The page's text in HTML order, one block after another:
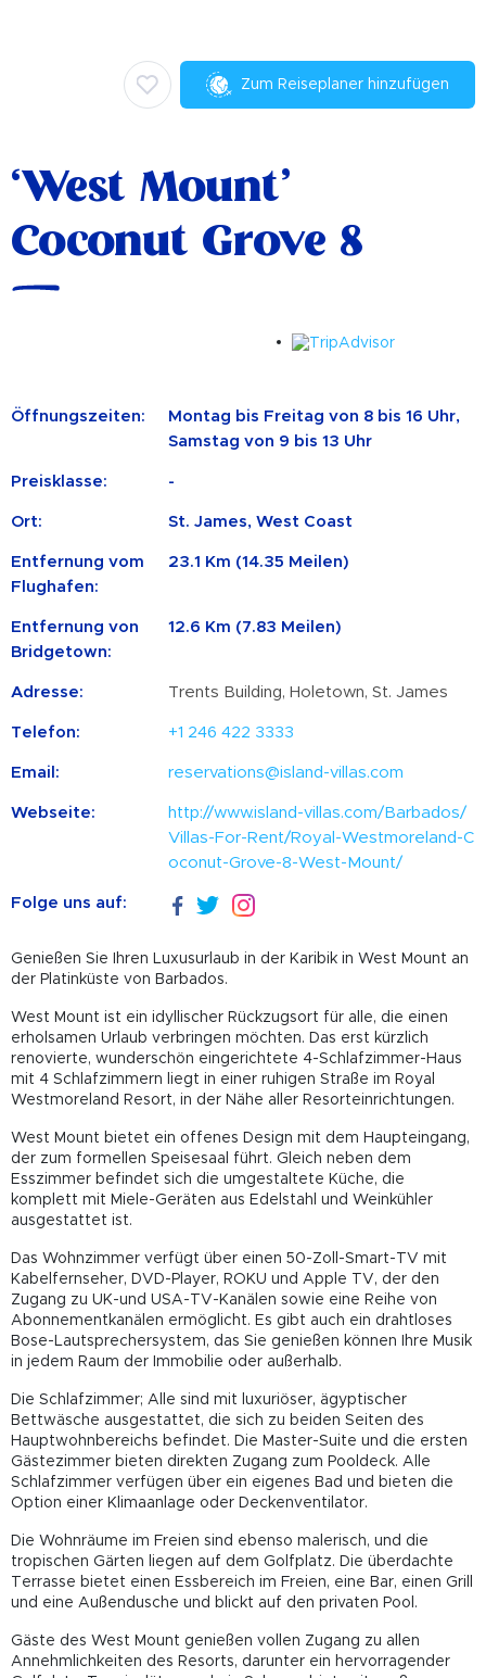
Zum Reiseplaner hinzufügen
‘West Mount’
Coconut Grove 8
Öffnungszeiten:
Montag bis Freitag von 8 bis 16 Uhr,
Samstag von 9 bis 13 Uhr
Preisklasse: -
Ort: St. James, West Coast
Entfernung vom
Flughafen:
23.1 Km (14.35 Meilen)
Entfernung von
Bridgetown:
12.6 Km (7.83 Meilen)
Adresse: Trents Building, Holetown, St. James
Telefon: +1 246 422 3333
Email: reservations@island-villas.com
Webseite:
http://www.island-villas.com/Barbados/
Villas-For-Rent/Royal-Westmoreland-C
oconut-Grove-8-West-Mount/
Folge uns auf:
Genießen Sie Ihren Luxusurlaub in der Karibik in West Mount an
der Platinküste von Barbados.
West Mount ist ein idyllischer Rückzugsort für alle, die einen
erholsamen Urlaub verbringen möchten. Das erst kürzlich
renovierte, wunderschön eingerichtete 4-Schlafzimmer-Haus
mit 4 Schlafzimmern liegt in einer ruhigen Straße im Royal
Westmoreland Resort, in der Nähe aller Resorteinrichtungen.
West Mount bietet ein offenes Design mit dem Haupteingang,
der zum formellen Speisesaal führt. Gleich neben dem
Esszimmer befindet sich die umgestaltete Küche, die
komplett mit Miele-Geräten aus Edelstahl und Weinkühler
ausgestattet ist.
Das Wohnzimmer verfügt über einen 50-Zoll-Smart-TV mit
Kabelfernseher, DVD-Player, ROKU und Apple TV, der den
Zugang zu UK-und USA-TV-Kanälen sowie eine Reihe von
Abonnementkanälen ermöglicht. Es gibt auch ein drahtloses
Bose-Lautsprechersystem, das Sie genießen können Ihre Musik
in jedem Raum der Immobilie oder außerhalb.
Die Schlafzimmer; Alle sind mit luxuriöser, ägyptischer
Bettwäsche ausgestattet, die sich zu beiden Seiten des
Hauptwohnbereichs befindet. Die Master-Suite und die ersten
Gästezimmer bieten direkten Zugang zum Pooldeck. Alle
Schlafzimmer verfügen über ein eigenes Bad und bieten die
Option einer Klimaanlage oder Deckenventilator.
Die Wohnräume im Freien sind ebenso malerisch, und die
tropischen Gärten liegen auf dem Golfplatz. Die überdachte
Terrasse bietet einen Essbereich im Freien, eine Bar, einen Grill
und eine Außendusche und blickt auf den privaten Pool.
Gäste des West Mount genießen vollen Zugang zu allen
Annehmlichkeiten des Resorts, darunter ein hervorragender